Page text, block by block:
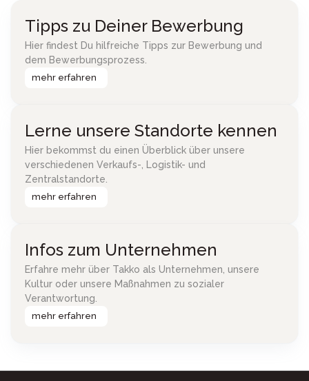
Tipps zu Deiner Bewerbung
Hier findest Du hilfreiche Tipps zur Bewerbung und
dem Bewerbungsprozess.
mehr erfahren
Lerne unsere Standorte kennen
Hier bekommst du einen Überblick über unsere
verschiedenen Verkaufs-, Logistik- und
Zentralstandorte.
mehr erfahren
Infos zum Unternehmen
Erfahre mehr über Takko als Unternehmen, unsere
Kultur oder unsere Maßnahmen zu sozialer
Verantwortung.
mehr erfahren